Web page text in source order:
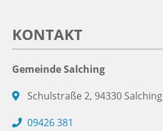
KONTAKT
Gemeinde Salching
Schulstraße 2, 94330 Salching
09426 381